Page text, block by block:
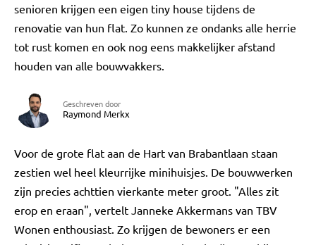
senioren krijgen een eigen tiny house tijdens de
renovatie van hun flat. Zo kunnen ze ondanks alle herrie
tot rust komen en ook nog eens makkelijker afstand
houden van alle bouwvakkers.
Geschreven door
Raymond Merkx
Voor de grote flat aan de Hart van Brabantlaan staan
zestien wel heel kleurrijke minihuisjes. De bouwwerken
zijn precies achttien vierkante meter groot. "Alles zit
erop en eraan", vertelt Janneke Akkermans van TBV
Wonen enthousiast. Zo krijgen de bewoners er een